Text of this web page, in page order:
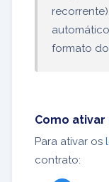
formato
Como
Para ativar os
contrato: